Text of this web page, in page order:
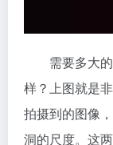
需要多大的
样？上图就是
拍摄到的图像
洞的尺度。这